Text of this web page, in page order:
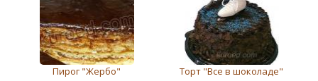
Пирог "Жербо" Торт "Все в шоколаде"